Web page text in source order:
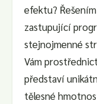
efektu?
zastupující
stejnojmenné
Vám
představí
tělesné